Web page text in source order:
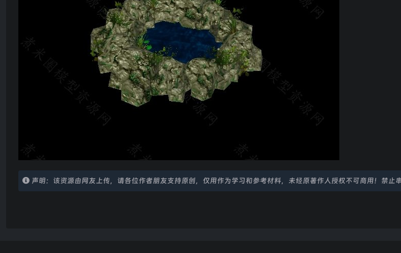
声明：该资源由网友上传，请各位作者朋友支持原创，仅用作为学习和参考材料，未经原著作人授权不可商用！禁止